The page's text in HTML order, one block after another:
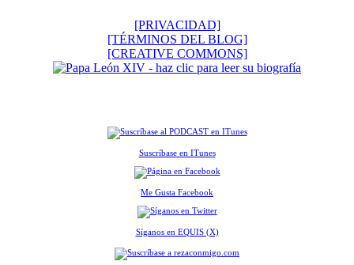
[PRIVACIDAD]
[TÉRMINOS DEL BLOG]
[CREATIVE COMMONS]
Suscríbase en ITunes
Me Gusta Facebook
Síganos en EQUIS (X)